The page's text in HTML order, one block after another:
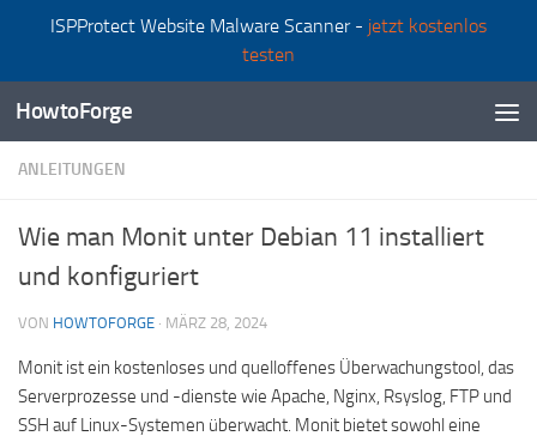
ISPProtect Website Malware Scanner - jetzt kostenlos
testen
Zum Inhalt springen
HowtoForge
ANLEITUNGEN
Wie man Monit unter Debian 11 installiert
und konfiguriert
VON HOWTOFORGE · MÄRZ 28, 2024
Monit ist ein kostenloses und quelloffenes Überwachungstool, das
Serverprozesse und -dienste wie Apache, Nginx, Rsyslog, FTP und
SSH auf Linux-Systemen überwacht. Monit bietet sowohl eine